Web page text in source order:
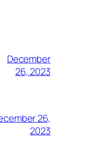
December
26, 2023
26,
2023